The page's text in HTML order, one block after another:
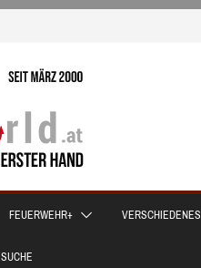
FEUERWEHR+ VERSCHIEDENES
SUCHE